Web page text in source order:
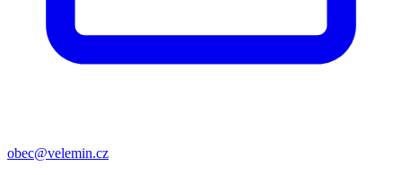
obec@velemin.cz